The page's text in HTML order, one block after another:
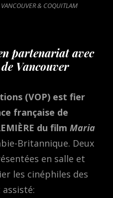
& COQUITLAM
partenariat avec
Vancouver
(VOP) est fier
française de
du film Maria
Britannique. Deux
en salle et
les cinéphiles des